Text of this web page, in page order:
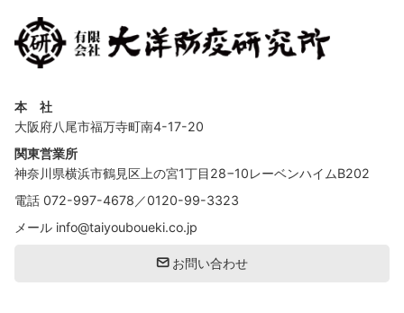
本 社
大阪府八尾市福万寺町南4-17-20
関東営業所
神奈川県横浜市鶴見区上の宮1丁目28−10レーベンハイムB202
電話 072-997-4678 ／0120-99-3323
メール info@taiyouboueki.co.jp
お問い合わせ